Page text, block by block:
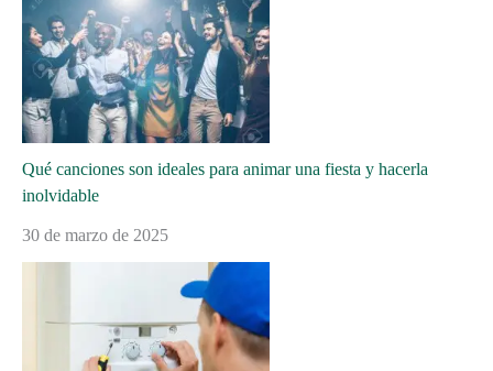
Qué canciones son ideales para animar una fiesta y hacerla
inolvidable
30 de marzo de 2025